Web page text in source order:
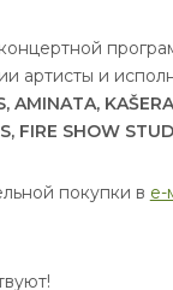
артисты и
AMINATA,
FIRE SHOW
покупки в е-